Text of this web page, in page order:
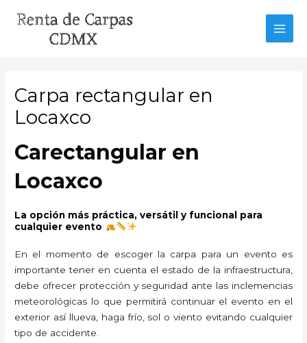
Carpa rectangular en
Locaxco
Carectangular en
Locaxco
La opción más práctica, versátil y funcional para
cualquier evento
En el momento de escoger la carpa para un evento es
importante tener en cuenta el estado de la infraestructura,
debe ofrecer protección y seguridad ante las inclemencias
meteorológicas lo que permitirá continuar el evento en el
exterior así llueva, haga frío, sol o viento evitando cualquier
tipo de accidente.